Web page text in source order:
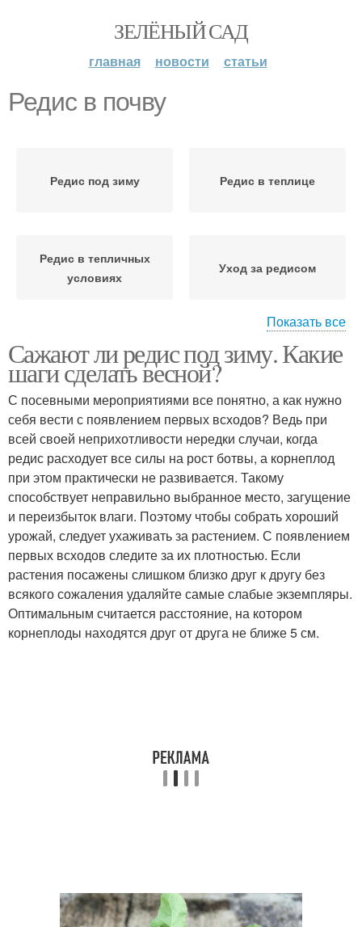
ЗЕЛЁНЫЙ САД
главная новости статьи
Редис в почву
Редис под зиму Редис в теплице
Редис в тепличных
условиях
Уход за редисом
Зимний редис Редис в августе
Редис в домашних
условиях
Редис в
неотапливаемой
теплице
Показать все
Сажают ли редис под зиму. Какие
шаги сделать весной?
С посевными мероприятиями все понятно, а как нужно
себя вести с появлением первых всходов? Ведь при
всей своей неприхотливости нередки случаи, когда
редис расходует все силы на рост ботвы, а корнеплод
при этом практически не развивается. Такому
способствует неправильно выбранное место, загущение
и переизбыток влаги. Поэтому чтобы собрать хороший
урожай, следует ухаживать за растением. С появлением
первых всходов следите за их плотностью. Если
растения посажены слишком близко друг к другу без
всякого сожаления удаляйте самые слабые экземпляры.
Оптимальным считается расстояние, на котором
корнеплоды находятся друг от друга не ближе 5 см.